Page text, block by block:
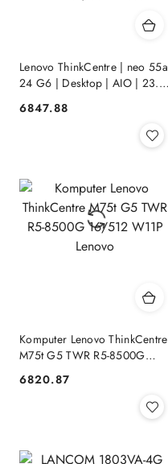
Lenovo ThinkCentre | neo 55a
24 G6 | Desktop | AIO | 23.8
| Internal memory 16 GB |
SODIMM DDR5 | So Lenovo
Cena:
6847.88
Komputer Lenovo ThinkCentre
M75t G5 TWR R5-8500G
Cena:
6820.87